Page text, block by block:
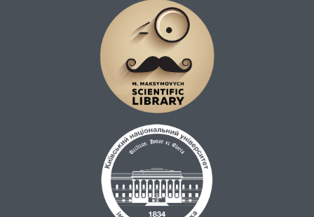
дозволяє належним чином забезпечити
диференційоване застосування заходів
дисциплінарного впливу. До розширеного
переліку заходів дисциплінарного впливу
запропоновано такі: попередження,
догана, осуд, відсторонення від посади та